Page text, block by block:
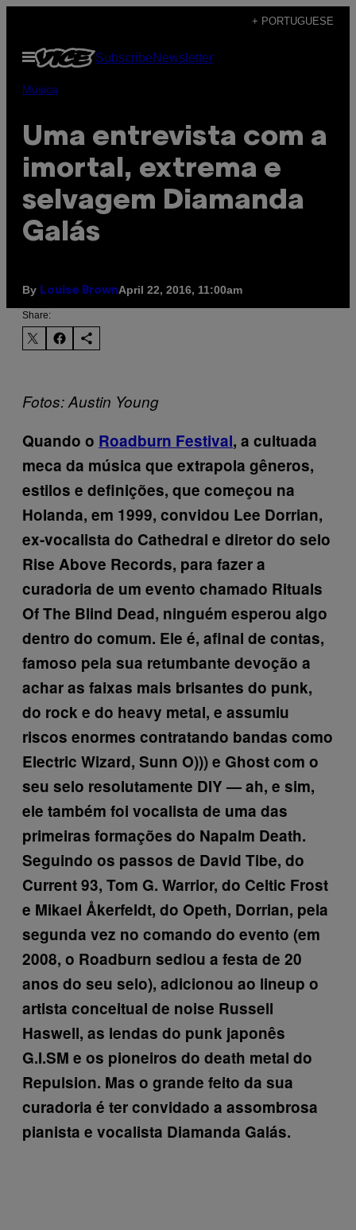
content
+ PORTUGUESE
Open
Menu
SubscribeNewsletter
Música
Uma entrevista com a
imortal, extrema e
selvagem Diamanda
Galás
By Louise BrownApril 22, 2016, 11:00am
Share:
Fotos: Austin Young
Quando o Roadburn Festival, a cultuada
meca da música que extrapola gêneros,
estilos e definições, que começou na
Holanda, em 1999, convidou Lee Dorrian,
ex-vocalista do Cathedral e diretor do selo
Rise Above Records, para fazer a
curadoria de um evento chamado Rituals
Of The Blind Dead, ninguém esperou algo
dentro do comum. Ele é, afinal de contas,
famoso pela sua retumbante devoção a
achar as faixas mais brisantes do punk,
do rock e do heavy metal, e assumiu
riscos enormes contratando bandas como
Electric Wizard, Sunn O))) e Ghost com o
seu selo resolutamente DIY — ah, e sim,
ele também foi vocalista de uma das
primeiras formações do Napalm Death.
Seguindo os passos de David Tibe, do
Current 93, Tom G. Warrior, do Celtic Frost
e Mikael Åkerfeldt, do Opeth, Dorrian, pela
segunda vez no comando do evento (em
2008, o Roadburn sediou a festa de 20
anos do seu selo), adicionou ao lineup o
artista conceitual de noise Russell
Haswell, as lendas do punk japonês
G.I.SM e os pioneiros do death metal do
Repulsion. Mas o grande feito da sua
curadoria é ter convidado a assombrosa
pianista e vocalista Diamanda Galás.